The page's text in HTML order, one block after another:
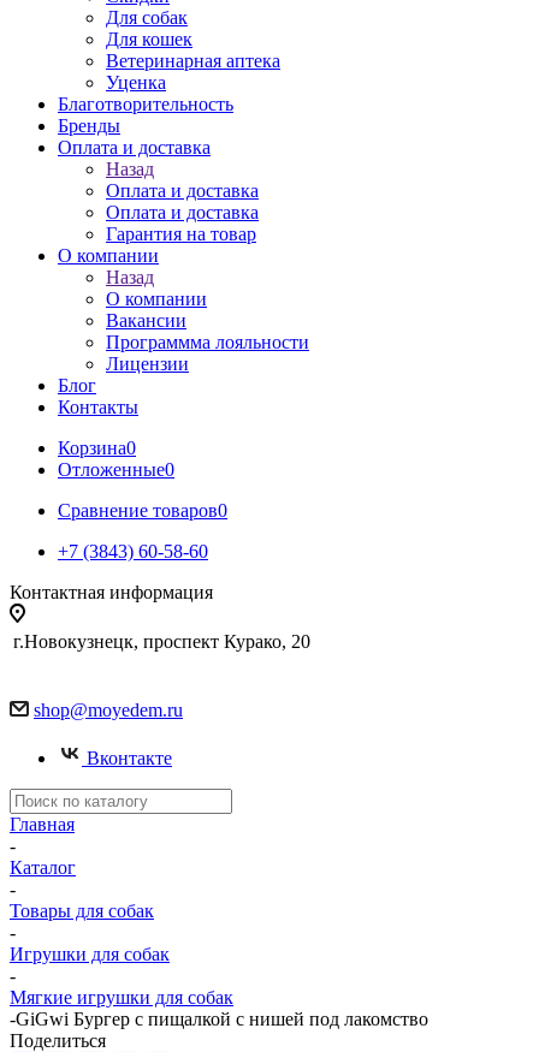
Для собак
Для кошек
Ветеринарная аптека
Уценка
Благотворительность
Бренды
Оплата и доставка
Назад
Оплата и доставка
Оплата и доставка
Гарантия на товар
О компании
Назад
О компании
Вакансии
Программма лояльности
Лицензии
Блог
Контакты
Корзина0
Отложенные0
Сравнение товаров0
+7 (3843) 60-58-60
Контактная информация
г.Новокузнецк, проспект Курако, 20
shop@moyedem.ru
Вконтакте
Главная
-
Каталог
-
Товары для собак
-
Игрушки для собак
-
Мягкие игрушки для собак
-GiGwi Бургер с пищалкой с нишей под лакомство
Поделиться